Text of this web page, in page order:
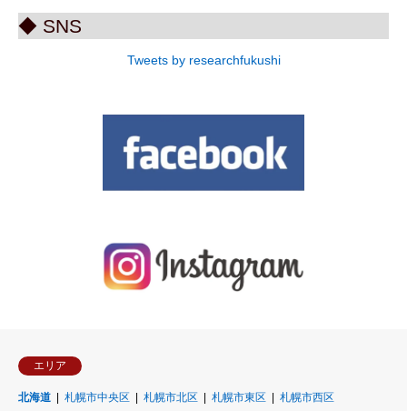
◆ SNS
Tweets by researchfukushi
エリア
北海道 札幌市中央区 札幌市北区 札幌市東区
札幌市西区